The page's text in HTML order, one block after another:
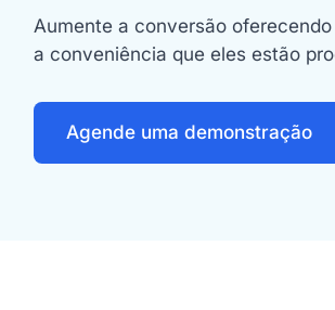
Aumente a conversão
a conveniência que eles estão
Agende uma demonstração